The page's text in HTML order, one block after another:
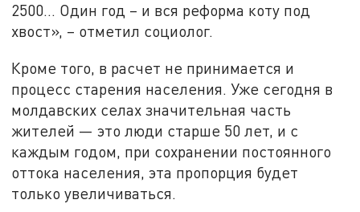
2500… Один год – и вся реформа коту под
хвост», – отметил социолог.
Кроме того, в расчет не принимается и
процесс старения населения. Уже сегодня в
молдавских селах значительная часть
жителей — это люди старше 50 лет, и с
каждым годом, при сохранении постоянного
оттока населения, эта пропорция будет
только увеличиваться.